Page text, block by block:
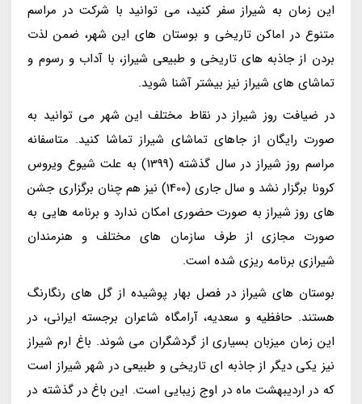
این زمان به شیراز سفر کنید، می توانید با شرکت در مراسم
متنوع در اماکن تاریخی و بوستان های این شهر، ضمن لذت
بردن از جاذبه های تاریخی و طبیعی شیراز، با آداب و رسوم و
تماشای های شیراز نیز بیشتر آشنا شوید.
در ضیافت روز شیراز در نقاط مختلف این شهر می توانید به
صورت رایگان از جاهای تماشای شیراز تماشا کنید. متاسفانه
مراسم روز شیراز در سال گذشته (1399) به علت شیوع ویروس
کرونا برگزار نشد و سال جاری (1400) نیز هم چنان برگزاری جشن
های روز شیراز به صورت حضوری امکان ندارد و برنامه هایی به
صورت مجازی از طرف سازمان های مختلف و هنرمندان
شیرازی برنامه ریزی شده است.
بوستان های شیراز در فصل بهار پوشیده از گل های رنگارنگ
هستند. حافظیه و سعدیه، آرامگاه شاعران برجسته ایرانی، در
این زمان میزبان بسیاری از گردشگران می شوند. باغ ارم شیراز
نیز یکی دیگر از جاذبه ای تاریخی و طبیعی در شهر شیراز است
که در اردیبهشت ماه در اوج زیبایی است. این باغ در گذشته در